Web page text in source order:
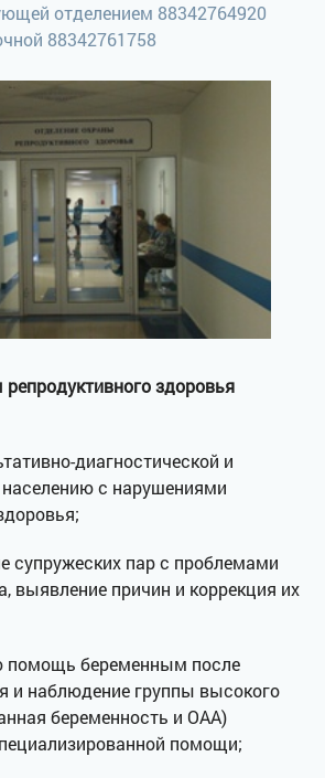
отделением 88342764920
88342761758
здоровья
диагностической и
с нарушениями
супружеских пар с проблемами
выявление причин и коррекция их
помощь беременным после
и наблюдение группы высокого
беременность и ОАА)
помощи;